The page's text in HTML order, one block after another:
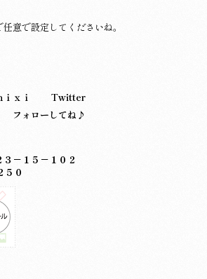
意で設定してくださいね。
ｉｘｉ
Twitter
フォローしてね♪
－１５－１０２
５０